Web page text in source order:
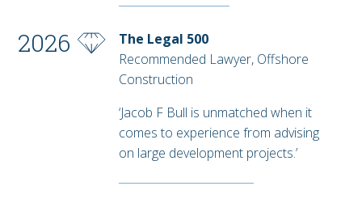
2026
The Legal 500
Recommended Lawyer, Offshore
Construction
‘Jacob F Bull is unmatched when it
comes to experience from advising
on large development projects.’